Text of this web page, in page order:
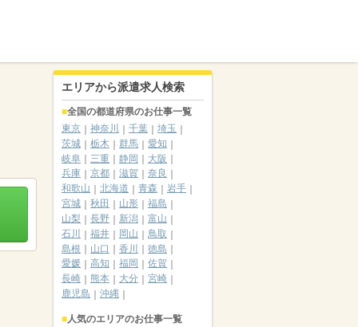
エリアから派遣求人検索
全国の都道府県のお仕事一覧
東京
神奈川 千葉
埼玉
茨城
栃木 群馬
愛知
岐阜
三重 静岡
大阪
兵庫
京都 滋賀
奈良
和歌山
北海道 青森
岩手
宮城
秋田 山形
福島
山梨
長野 新潟
富山
石川
福井 岡山
鳥取
島根
山口 香川
徳島
愛媛
高知 福岡
佐賀
長崎
熊本 大分
宮崎
鹿児島
沖縄
人気のエリアのお仕事一覧